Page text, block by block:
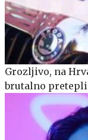
Grozljivo, na
brutalno